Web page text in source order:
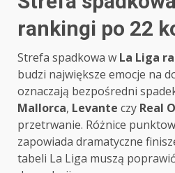
rankingi po 22
Strefa spadkowa w La Liga
budzi największe emocje na
oznaczają bezpośredni
Mallorca, Levante czy Real
przetrwanie. Różnice
zapowiada dramatyczne
tabeli La Liga muszą